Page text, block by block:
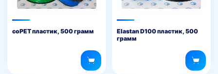
coPET пластик, 500 грамм
Elastan D100 пластик, 500
грамм